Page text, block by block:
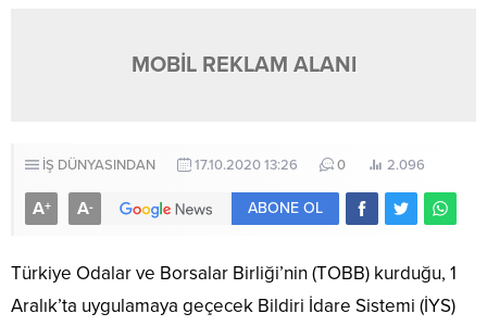
MOBİL REKLAM ALANI
İŞ DÜNYASINDAN 17.10.2020 13:26 0 2.096
A+ A- ABONE OL
Türkiye Odalar ve Borsalar Birliği’nin (TOBB) kurduğu, 1
Aralık’ta uygulamaya geçecek Bildiri İdare Sistemi (İYS)